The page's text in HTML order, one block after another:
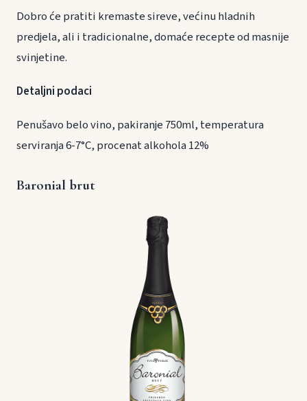
Dobro će pratiti kremaste sireve, većinu hladnih
predjela, ali i tradicionalne, domaće recepte od masnije
svinjetine.
Detaljni podaci
Penušavo belo vino, pakiranje 750ml, temperatura
serviranja 6-7°C, procenat alkohola 12%
Baronial brut